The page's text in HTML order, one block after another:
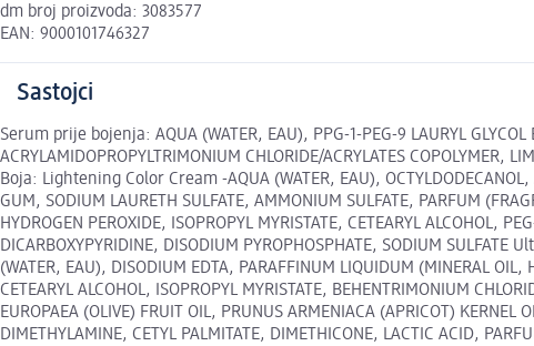
dm broj proizvoda: 3083577
EAN: 9000101746327
Sastojci
Serum prije bojenja: AQUA (WATER, EAU), PPG-1-PEG-9 LAURYL GLYCOL
ACRYLAMIDOPROPYLTRIMONIUM CHLORIDE/ACRYLATES COPOLYMER,
Boja: Lightening Color Cream -AQUA (WATER, EAU), OCTYLDODECANOL,
GUM, SODIUM LAURETH SULFATE, AMMONIUM SULFATE, PARFUM
HYDROGEN PEROXIDE, ISOPROPYL MYRISTATE, CETEARYL ALCOHOL,
DICARBOXYPYRIDINE, DISODIUM PYROPHOSPHATE, SODIUM
(WATER, EAU), DISODIUM EDTA, PARAFFINUM LIQUIDUM (MINERAL
CETEARYL ALCOHOL, ISOPROPYL MYRISTATE, BEHENTRIMONIUM
EUROPAEA (OLIVE) FRUIT OIL, PRUNUS ARMENIACA (APRICOT) KERNEL
DIMETHYLAMINE, CETYL PALMITATE, DIMETHICONE, LACTIC ACID,